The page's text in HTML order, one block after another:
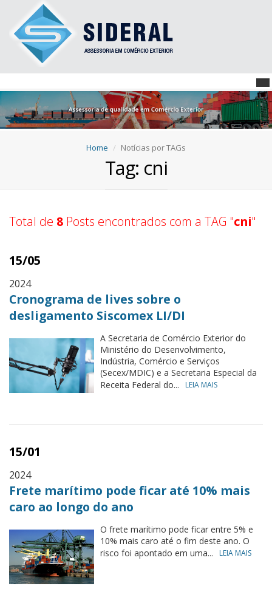
Home Notícias por TAGs
Tag: cni
Total de 8 Posts encontrados com a TAG "cni"
15/05
2024
Cronograma de lives sobre o
desligamento Siscomex LI/DI
A Secretaria de Comércio Exterior do
Ministério do Desenvolvimento,
Indústria, Comércio e Serviços
(Secex/MDIC) e a Secretaria Especial da
Receita Federal do...
LEIA MAIS
15/01
2024
Frete marítimo pode ficar até 10% mais
caro ao longo do ano
O frete marítimo pode ficar entre 5% e
10% mais caro até o fim deste ano. O
risco foi apontado em uma...
LEIA MAIS